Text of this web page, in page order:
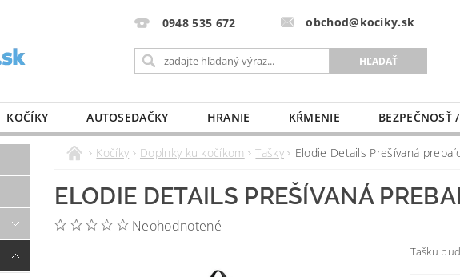
0948 535 672 obchod@kociky.sk
KOČÍKY AUTOSEDAČKY HRANIE KŔMENIE
BEZPEČNOSŤ
VÝBAVA DO PÔRODNICE MLIEKO A VÝŽIVA PRE MAMIČKU
KONTAKT
Kočíky Doplnky ku kočíkom Tašky Elodie Details Prešívaná
ELODIE DETAILS PREŠÍVANÁ
Neohodnotené
Tašku